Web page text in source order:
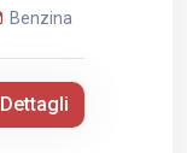
Benzina
Dettagli